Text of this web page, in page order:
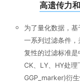
高遗传力
为了量化数据，
一系列过滤条件
复性的过滤标准
CK、LY、HY处理
GGP_marker)衍